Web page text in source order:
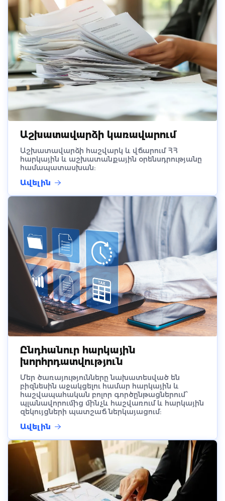
Աշխատավարձի կառավարում
Աշխատավարձի հաշվարկ և վճարում ՀՀ
հարկային և աշխատանքային օրենսդրությանը
համապատասխան:
Ավելին
Ընդհանուր հարկային
խորհրդատվություն
Մեր ծառայությունները նախատեսված են
բիզնեսին աջակցելու համար հարկային և
հաշվապահական բոլոր գործընթացներում՝
պլանավորումից մինչև հաշվառում և հարկային
զեկույցների պատշաճ ներկայացում:
Ավելին